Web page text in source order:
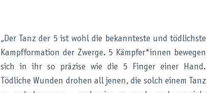
„Der Tanz der 5 ist wohl die bekannteste und tödlichste
Kampfformation der Zwerge. 5 Kämpfer*innen bewegen
sich in ihr so präzise wie die 5 Finger einer Hand.
Tödliche Wunden drohen all jenen, die solch einem Tanz